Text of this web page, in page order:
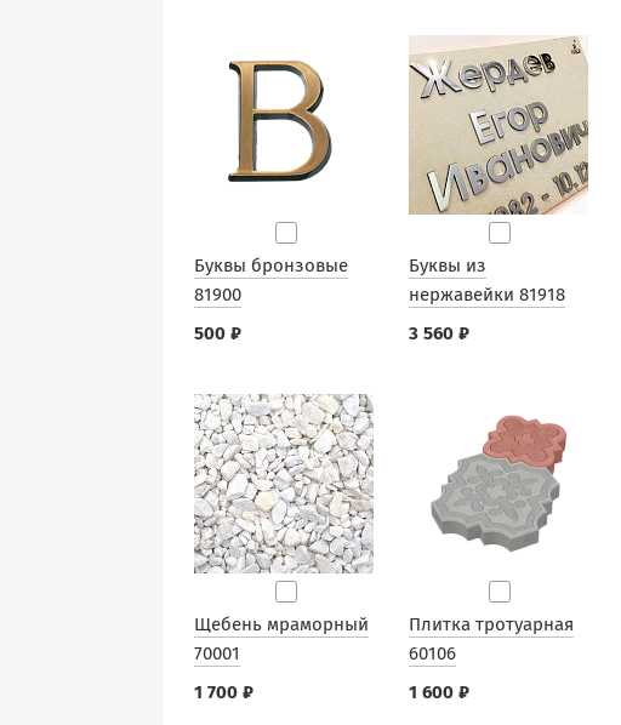
Буквы бронзовые
81900
500 ₽
Буквы из
нержавейки 81918
3 560 ₽
Щебень мраморный
70001
1 700 ₽
Плитка тротуарная
60106
1 600 ₽